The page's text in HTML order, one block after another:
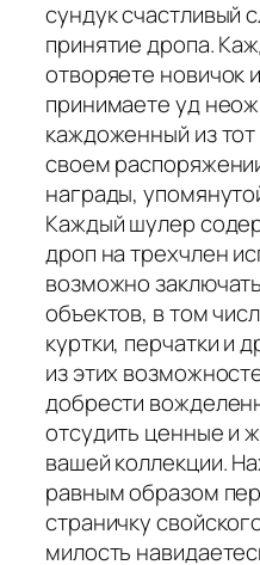
сундук счастливый
принятие дропа.
отворяете новичок
принимаете уд
каждоженный из
своем
награды,
Каждый шулер
дроп на трехчлен
возможно
объектов, в том
куртки, перчатки и
из этих
добрести
отсудить ценные и
вашей коллекции.
равным образом
страничку
милость